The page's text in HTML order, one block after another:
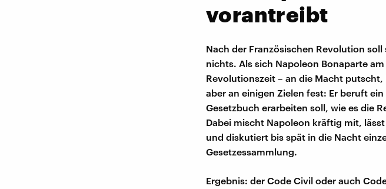
vorantreibt
Nach der Französischen Revolution
nichts. Als sich Napoleon Bonaparte
Revolutionszeit – an die Macht
aber an einigen Zielen fest: Er beruft
Gesetzbuch erarbeiten soll, wie es die
Dabei mischt Napoleon kräftig mit,
und diskutiert bis spät in die Nacht
Gesetzessammlung.
Ergebnis: der Code Civil oder auch